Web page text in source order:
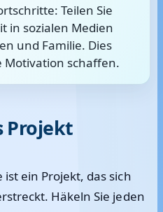
Teilen Sie
in sozialen Medien
und Familie. Dies
Motivation schaffen.
Projekt
ein Projekt, das sich
Häkeln Sie jeden